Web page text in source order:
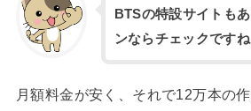
BTSの特設サイトも
ンならチェックですね
月額料金が安く、それで12万本の